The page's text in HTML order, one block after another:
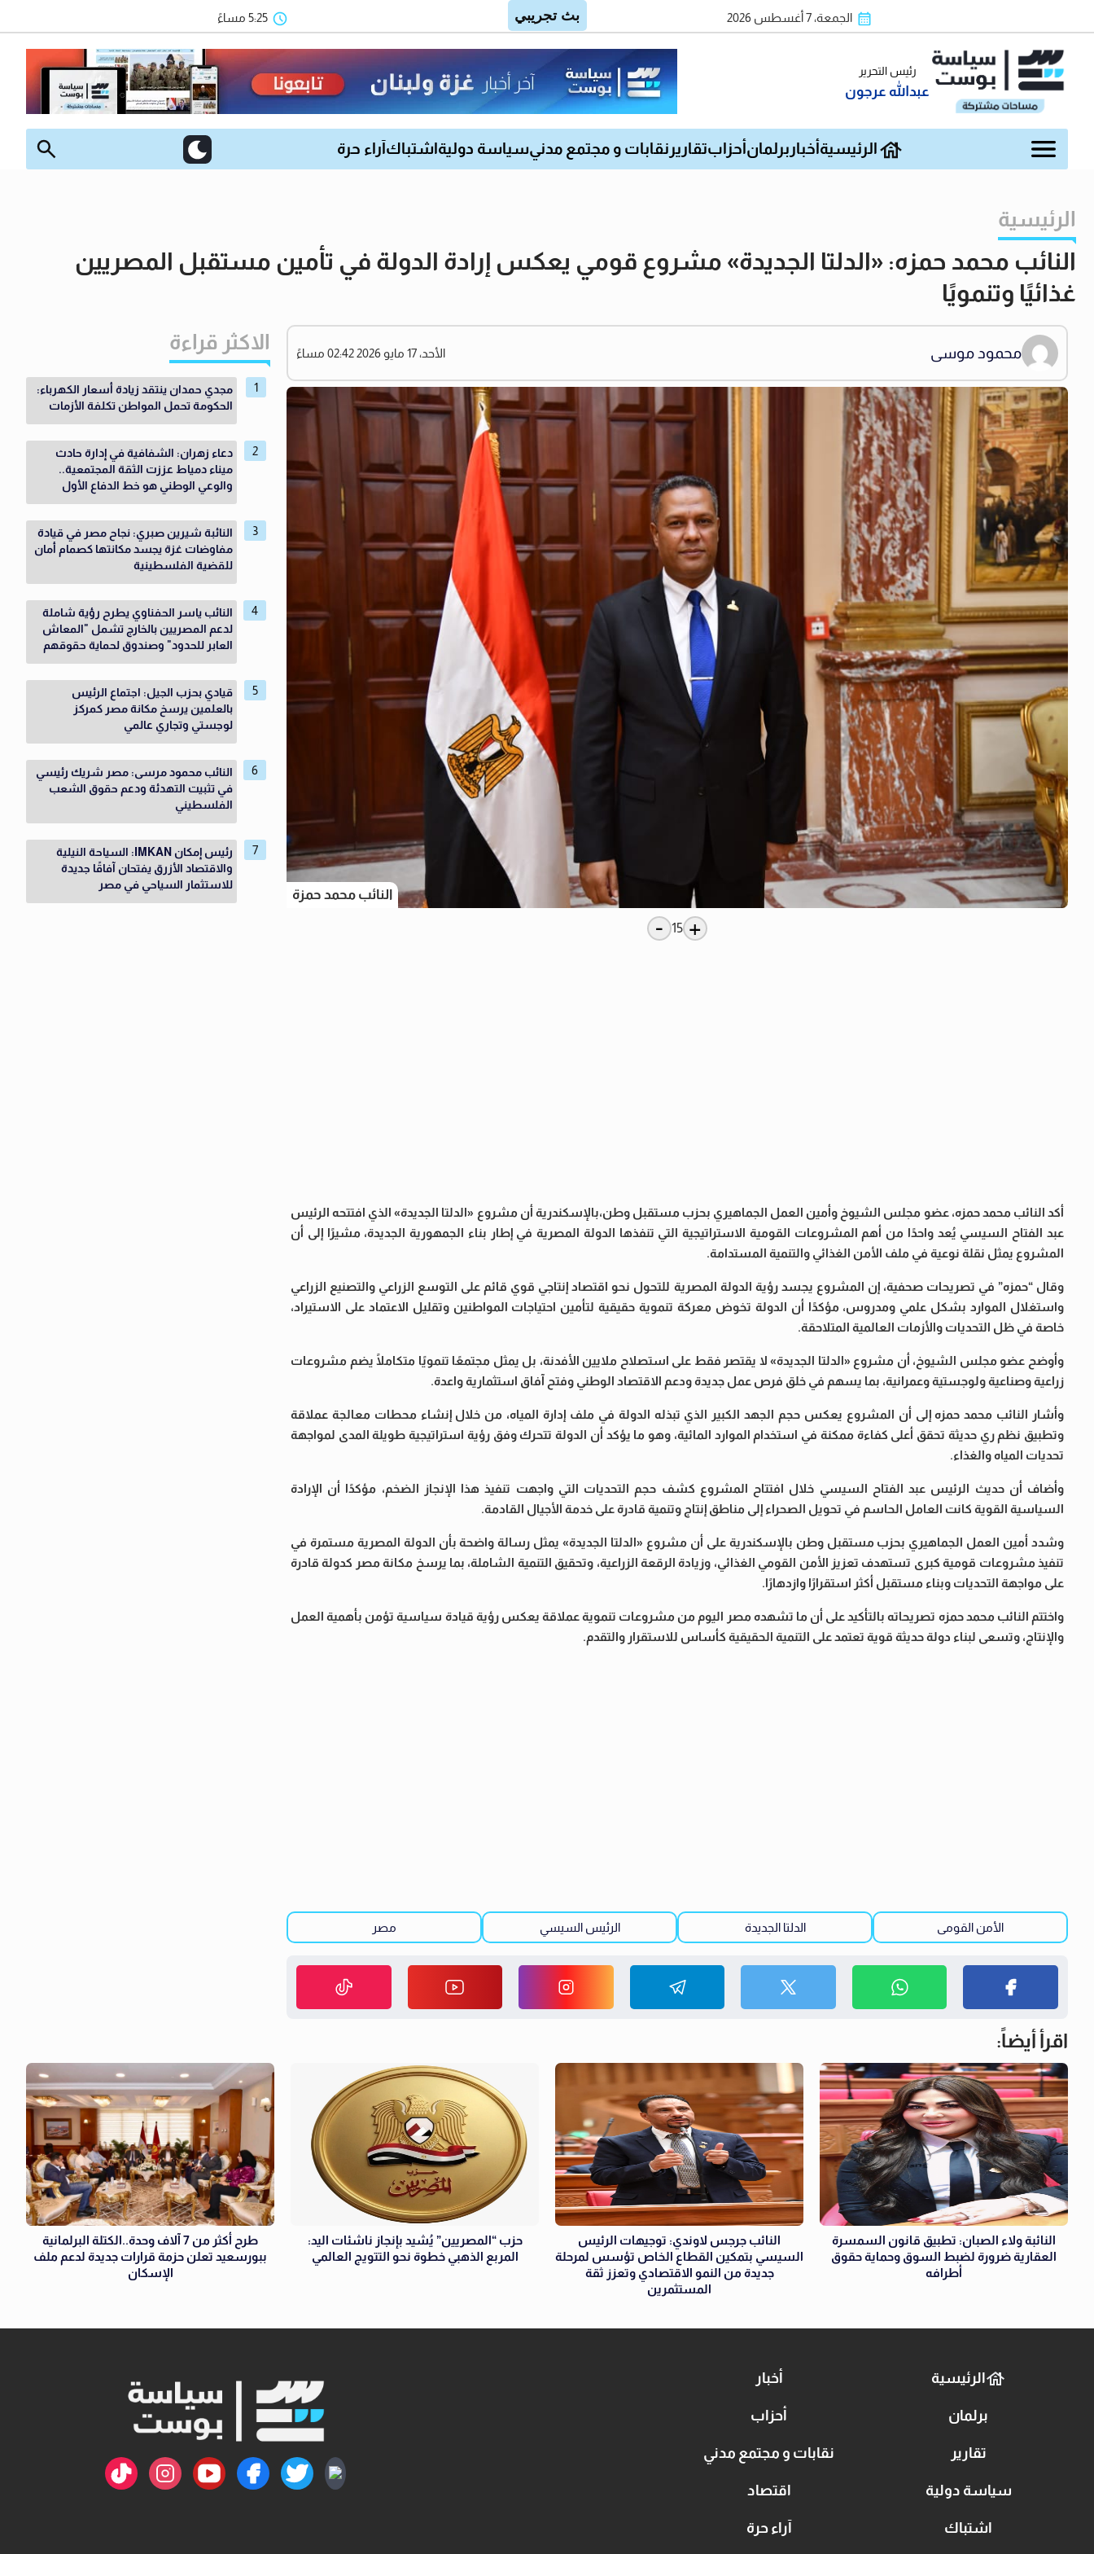
الجمعة، 7 أغسطس 2026 5:25 مساءً
رئيس التحرير
عبدالله عرجون
الرئيسية أخبار برلمان أحزابتقارير نقابات و مجتمع مدنيسياسة دولية اشتباك آراء حرة
الرئيسية
النائب محمد حمزه: «الدلتا الجديدة» مشروع قومي يعكس إرادة الدولة في تأمين مستقبل المصريين
غذائيًا وتنمويًا
محمود موسى الأحد، 17 مايو 2026 02:42 مساءً
النائب محمد حمزة
+
15
-
أكد النائب محمد حمزه، عضو مجلس الشيوخ وأمين العمل الجماهيري بحزب مستقبل وطن،بالإسكندرية أن مشروع «الدلتا الجديدة» الذي افتتحه الرئيس
عبد الفتاح السيسي يُعد واحدًا من أهم المشروعات القومية الاستراتيجية التي تنفذها الدولة المصرية في إطار بناء الجمهورية الجديدة، مشيرًا إلى أن
المشروع يمثل نقلة نوعية في ملف الأمن الغذائي والتنمية المستدامة.
وقال “حمزه” في تصريحات صحفية، إن المشروع يجسد رؤية الدولة المصرية للتحول نحو اقتصاد إنتاجي قوي قائم على التوسع الزراعي والتصنيع الزراعي
واستغلال الموارد بشكل علمي ومدروس، مؤكدًا أن الدولة تخوض معركة تنموية حقيقية لتأمين احتياجات المواطنين وتقليل الاعتماد على الاستيراد،
خاصة في ظل التحديات والأزمات العالمية المتلاحقة.
وأوضح عضو مجلس الشيوخ، أن مشروع «الدلتا الجديدة» لا يقتصر فقط على استصلاح ملايين الأفدنة، بل يمثل مجتمعًا تنمويًا متكاملًا يضم مشروعات
زراعية وصناعية ولوجستية وعمرانية، بما يسهم في خلق فرص عمل جديدة ودعم الاقتصاد الوطني وفتح آفاق استثمارية واعدة.
وأشار النائب محمد حمزه إلى أن المشروع يعكس حجم الجهد الكبير الذي تبذله الدولة في ملف إدارة المياه، من خلال إنشاء محطات معالجة عملاقة
وتطبيق نظم ري حديثة تحقق أعلى كفاءة ممكنة في استخدام الموارد المائية، وهو ما يؤكد أن الدولة تتحرك وفق رؤية استراتيجية طويلة المدى لمواجهة
تحديات المياه والغذاء.
وأضاف أن حديث الرئيس عبد الفتاح السيسي خلال افتتاح المشروع كشف حجم التحديات التي واجهت تنفيذ هذا الإنجاز الضخم، مؤكدًا أن الإرادة
السياسية القوية كانت العامل الحاسم في تحويل الصحراء إلى مناطق إنتاج وتنمية قادرة على خدمة الأجيال القادمة.
وشدد أمين العمل الجماهيري بحزب مستقبل وطن بالإسكندرية على أن مشروع «الدلتا الجديدة» يمثل رسالة واضحة بأن الدولة المصرية مستمرة في
تنفيذ مشروعات قومية كبرى تستهدف تعزيز الأمن القومي الغذائي، وزيادة الرقعة الزراعية، وتحقيق التنمية الشاملة، بما يرسخ مكانة مصر كدولة قادرة
على مواجهة التحديات وبناء مستقبل أكثر استقرارًا وازدهارًا.
واختتم النائب محمد حمزه تصريحاته بالتأكيد على أن ما تشهده مصر اليوم من مشروعات تنموية عملاقة يعكس رؤية قيادة سياسية تؤمن بأهمية العمل
والإنتاج، وتسعى لبناء دولة حديثة قوية تعتمد على التنمية الحقيقية كأساس للاستقرار والتقدم.
الأمن القومى الدلتا الجديدة الرئيس السيسي مصر
الاكثر قراءة
مجدي حمدان ينتقد زيادة أسعار الكهرباء:
الحكومة تحمل المواطن تكلفة الأزمات
دعاء زهران: الشفافية في إدارة حادث
ميناء دمياط عززت الثقة المجتمعية..
والوعي الوطني هو خط الدفاع الأول
النائبة شيرين صبري: نجاح مصر في قيادة
مفاوضات غزة يجسد مكانتها كصمام أمان
للقضية الفلسطينية
النائب ياسر الحفناوي يطرح رؤية شاملة
لدعم المصريين بالخارج تشمل "المعاش
العابر للحدود" وصندوق لحماية حقوقهم
قيادي بحزب الجيل: اجتماع الرئيس
بالعلمين يرسخ مكانة مصر كمركز
لوجستي وتجاري عالمي
النائب محمود مرسى: مصر شريك رئيسي
في تثبيت التهدئة ودعم حقوق الشعب
الفلسطيني
رئيس إمكان IMKAN: السياحة النيلية
والاقتصاد الأزرق يفتحان آفاقًا جديدة
للاستثمار السياحي في مصر
اقرأ أيضاً:
النائبة ولاء الصبان: تطبيق قانون السمسرة
العقارية ضرورة لضبط السوق وحماية حقوق
أطرافه
النائب جرجس لاوندي: توجيهات الرئيس
السيسي بتمكين القطاع الخاص تؤسس لمرحلة
جديدة من النمو الاقتصادي وتعزز ثقة
المستثمرين
حزب “المصريين” يُشيد بإنجاز ناشئات اليد:
المربع الذهبي خطوة نحو التتويج العالمي
طرح أكثر من 7 آلاف وحدة..الكتلة البرلمانية
ببورسعيد تعلن حزمة قرارات جديدة لدعم ملف
الإسكان
الرئيسية أخبار
برلمان أحزاب
تقارير نقابات و مجتمع مدني
سياسة دولية اقتصاد
اشتباك آراء حرة